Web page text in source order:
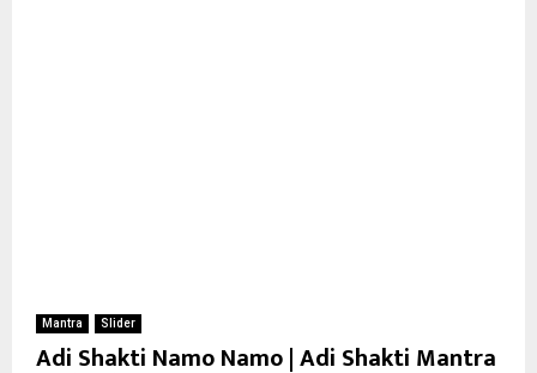
Mantra Slider
Adi Shakti Namo Namo | Adi Shakti Mantra